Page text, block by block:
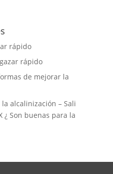
rápido
rápido
de mejorar la
alcalinización – Sali
¿ Son buenas para la